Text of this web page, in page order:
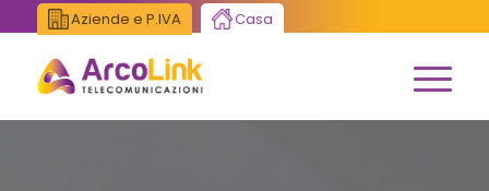
Aziende e P.IVA Casa